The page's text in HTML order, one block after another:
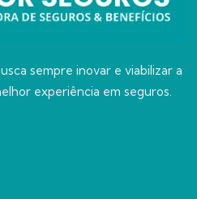
sempre inovar e viabilizar a
experiência em seguros.